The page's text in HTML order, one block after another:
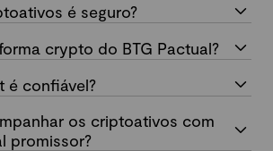
é seguro?
crypto do BTG Pactual?
é confiável?
os criptoativos com
promissor?